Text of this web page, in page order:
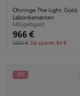
Ohrringe The Light: Gold,
Labordiamanten
585|gelbgold
966 €
1.050 € Sie sparen 84 €
-8%